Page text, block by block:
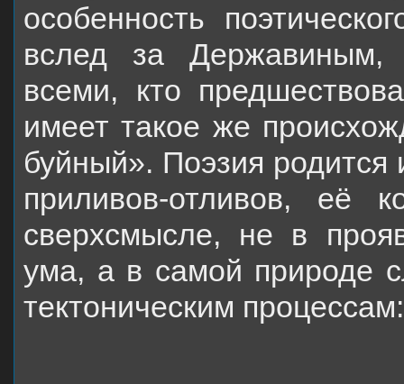
особенность
вслед за
всеми, кто
имеет такое же
буйный». Поэзия родится
приливов-отливов, её
сверхсмысле, не в
ума, а в самой природе
тектоническим процессам: